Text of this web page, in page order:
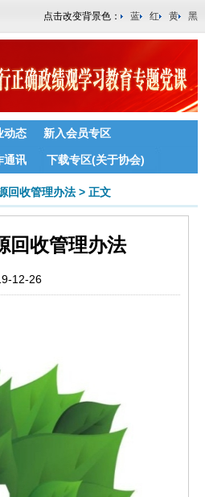
点击改变背景色： 蓝 红 黄 黑
动态 新入会员专区
通讯 下载专区(关于协会)
回收管理办法 > 正文
回收管理办法
12-26